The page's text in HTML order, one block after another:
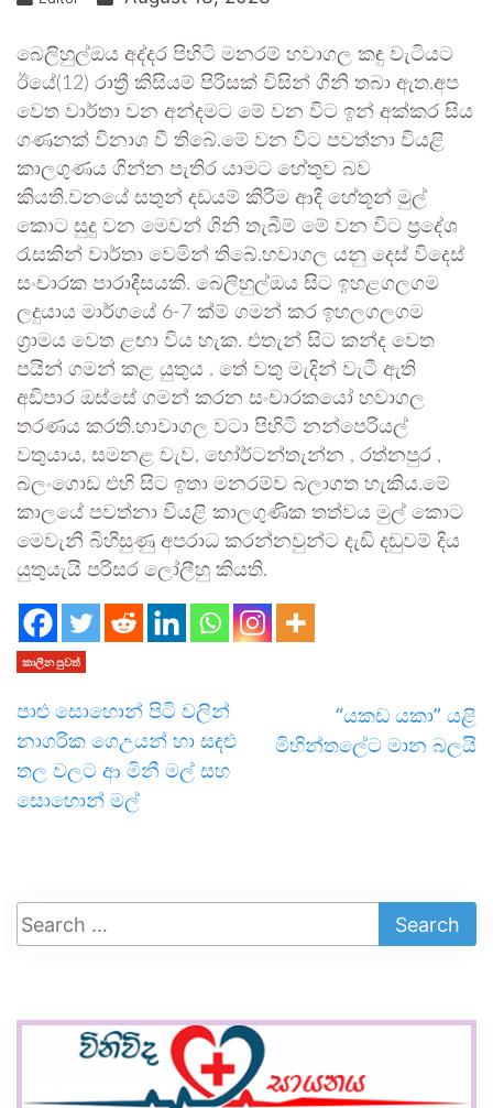
බෙලිහුල්ඔය අද්දර පිහිටි මනරම් හවාගල කඳු වැටියට
ඊයේ(12) රාත්‍රී කිසියම් පිරිසක් විසින් ගිනි තබා ඇත.අප
වෙත වාර්තා වන අන්දමට මේ වන විට ඉන් අක්කර සිය
ගණනක් විනාශ වී තිබේ.මේ වන විට පවත්නා වියළි
කාලගුණය ගින්න පැතිර යාමට හේතුව බව
කියති.වනයේ සතුන් දඩයම් කිරීම ආදී හේතූන් මුල්
කොට සුදු වන මෙවන් ගිනි තැබීම් මේ වන විට ප්‍රදේශ
රැසකින් වාර්තා වෙමින් තිබේ.හවාගල යනු දෙස් විදෙස්
සංචාරක පාරාදීසයකි. බෙලිහුල්ඔය සිට ඉහළගලගම
ලදුයාය මාර්ගයේ 6-7 ක්ම් ගමන් කර ඉහලගලගම
ග්‍රාමය වෙත ළඟා විය හැක. එතැන් සිට කන්ද වෙත
පයින් ගමන් කළ යුතුය . තේ වතු මැදින් වැටී ඇති
අඩිපාර ඔස්සේ ගමන් කරන සංචාරකයෝ හවාගල
තරණය කරති.හාවාගල වටා පිහිටි නන්පෙරියල්
වතුයාය, සමනළ වැව, හෝර්ටන්තැන්න , රත්නපුර ,
බලංගොඩ එහි සිට ඉතා මනරම්ව බලාගත හැකිය.මේ
කාලයේ පවත්නා වි‍යළි කාලගුණික තත්වය මුල් කොට
මෙවැනි බිහිසුණු අපරාධ කරන්නවුන්ට දැඩි දඬුවම් දිය
යුතුයැයි පරිසර ලෝලීහු කියති.
කාලීන පුවත්
පාළු සොහොන් පිටි වලින්
නාගරික ගෙඋයන් හා සඳළු
තල වලට ආ මිනී මල් සහ
සොහොන් මල්
“යකඩ යකා” යළි
මිහින්තලේට මාන බලයි